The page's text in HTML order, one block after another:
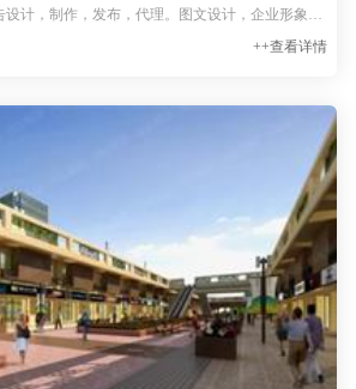
设计，制作，发布，代理。图文设计，企业形象策
告位覆盖整个濮阳市区和油田及市区周边衔接
++查看详情